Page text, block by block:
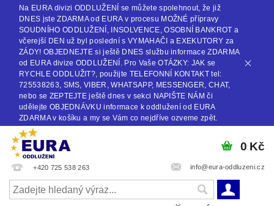
Na EURA divizi ODDLUŽENÍ se můžete spolehnout, že již
DNES jste ZDARMA od EURA v procesu MOŽNÉ přípravy
SOUDNÍHO ODDLUŽENÍ, INSOLVENCE, OSOBNÍ BANKROT a
včerejší DEN už byl poslední s VYMAHAČI a EXEKUTORY za
ZÁDY! OBJEDNEJTE si ještě DNES službu informace ZDARMA
od EURA divize ODDLUŽENÍ. Pro Vaše OTÁZKY: JAK se
RYCHLE ODDLUŽIT?, použijte TELEFONNÍ KONTAKT tel:
725538263, SMS, VIBER, WHATSAPP, MESSENGER, CHAT,
nebo se ZEPTEJTE ještě dnes v sekci NAPIŠTE NÁM či
udělejte OBJEDNÁVKU informace k oddlužení od EURA
ZDARMA v košíku a my se Vám co nejdříve ozveme zpět.
+420 725 538 263 info@eura-oddluzeni.cz
0 Kč